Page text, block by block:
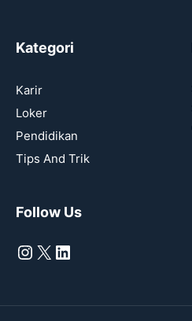
Kategori
Karir
Loker
Pendidikan
Tips And Trik
Follow Us
Instagram
X LinkedIn